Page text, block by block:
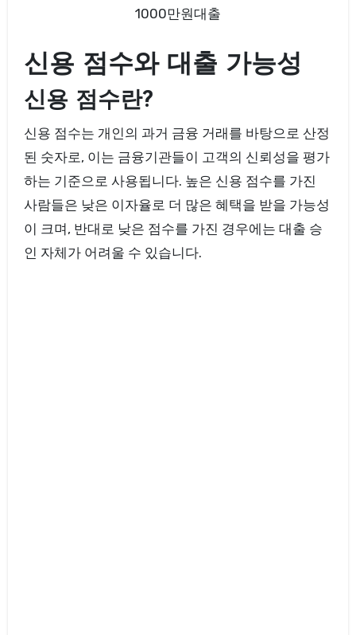
1000만원대출
신용 점수와 대출 가능성
신용 점수란?
신용 점수는 개인의 과거 금융 거래를 바탕으로 산정
된 숫자로, 이는 금융기관들이 고객의 신뢰성을 평가
하는 기준으로 사용됩니다. 높은 신용 점수를 가진
사람들은 낮은 이자율로 더 많은 혜택을 받을 가능성
이 크며, 반대로 낮은 점수를 가진 경우에는 대출 승
인 자체가 어려울 수 있습니다.